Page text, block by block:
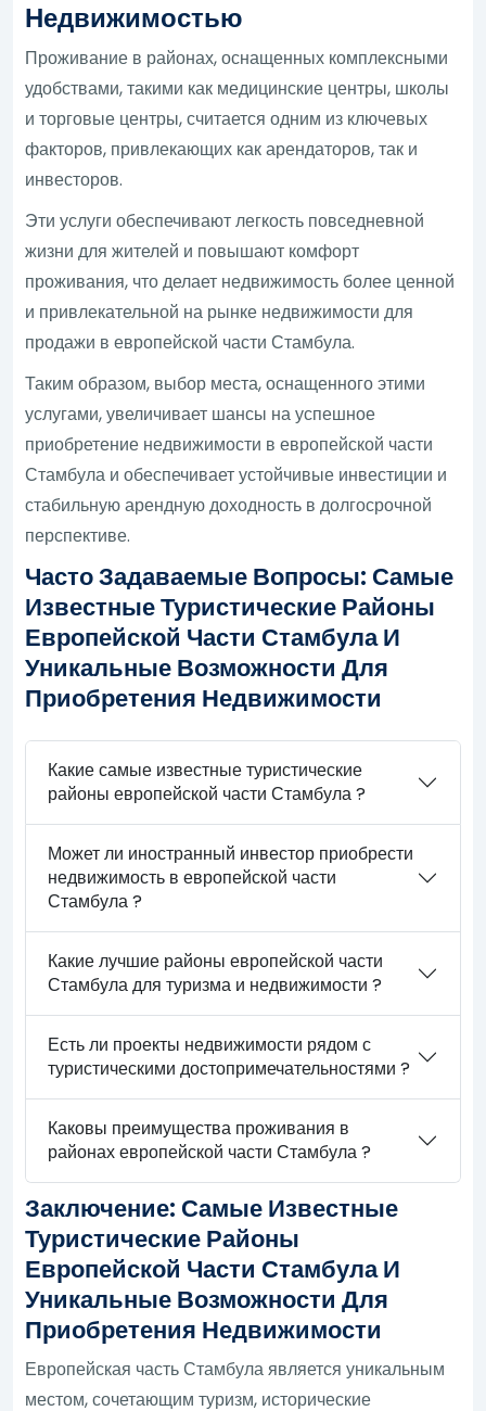
Недвижимостью
Проживание в районах, оснащенных комплексными
удобствами, такими как медицинские центры, школы
и торговые центры, считается одним из ключевых
факторов, привлекающих как арендаторов, так и
инвесторов.
Эти услуги обеспечивают легкость повседневной
жизни для жителей и повышают комфорт
проживания, что делает недвижимость более ценной
и привлекательной на рынке недвижимости для
продажи в европейской части Стамбула.
Таким образом, выбор места, оснащенного этими
услугами, увеличивает шансы на успешное
приобретение недвижимости в европейской части
Стамбула и обеспечивает устойчивые инвестиции и
стабильную арендную доходность в долгосрочной
перспективе.
Часто Задаваемые Вопросы: Самые
Известные Туристические Районы
Европейской Части Стамбула И
Уникальные Возможности Для
Приобретения Недвижимости
Какие самые известные туристические
районы европейской части Стамбула ?
Может ли иностранный инвестор приобрести
недвижимость в европейской части
Стамбула ?
Какие лучшие районы европейской части
Стамбула для туризма и недвижимости ?
Есть ли проекты недвижимости рядом с
туристическими достопримечательностями ?
Каковы преимущества проживания в
районах европейской части Стамбула ?
Заключение: Самые Известные
Туристические Районы
Европейской Части Стамбула И
Уникальные Возможности Для
Приобретения Недвижимости
Европейская часть Стамбула является уникальным
местом, сочетающим туризм, исторические